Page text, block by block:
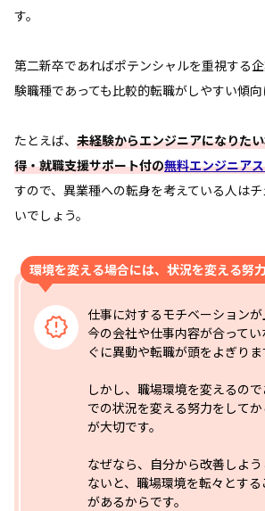
す。
第二新卒であればポテンシャルを重視する
験職種であっても比較的転職がしやすい傾向
たとえば、 未経験からエンジニアになりた
得・就職支援サポート付の無料エンジニア
すので、異業種への転身を考えている人は
いでしょう。
環境を変える場合には、状況を変える努
仕事に対するモチベーションが
今の会社や仕事内容が合って
ぐに異動や転職が頭をよぎりま
しかし、職場環境を変えるの
での状況を変える努力をして
が大切です。
なぜなら、自分から改善しよ
ないと、職場環境を転々とす
があるからです。